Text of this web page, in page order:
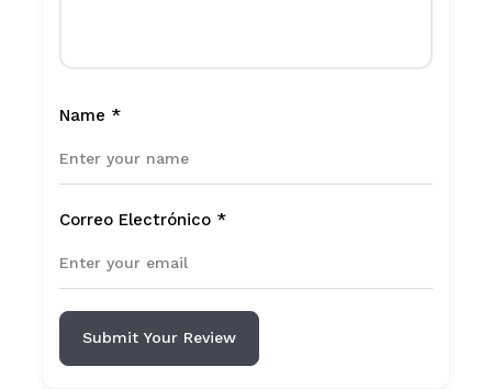
Name *
Correo Electrónico *
Submit Your Review